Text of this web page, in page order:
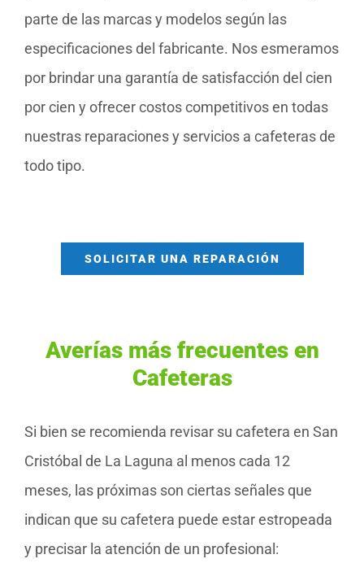
parte de las marcas y modelos según las
especificaciones del fabricante. Nos esmeramos
por brindar una garantía de satisfacción del cien
por cien y ofrecer costos competitivos en todas
nuestras reparaciones y servicios a cafeteras de
todo tipo.
SOLICITAR UNA REPARACIÓN
Averías más frecuentes en
Cafeteras
Si bien se recomienda revisar su cafetera en San
Cristóbal de La Laguna al menos cada 12
meses, las próximas son ciertas señales que
indican que su cafetera puede estar estropeada
y precisar la atención de un profesional: